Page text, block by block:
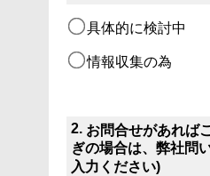
具体的に検討中
情報収集の為
2. お問合せがあれば
ぎの場合は、弊社問
入力ください)